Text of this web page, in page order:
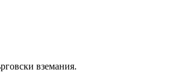
вземания.